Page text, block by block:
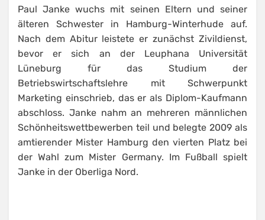
Paul Janke wuchs mit seinen Eltern und seiner
älteren Schwester in Hamburg-Winterhude auf.
Nach dem Abitur leistete er zunächst Zivildienst,
bevor er sich an der Leuphana Universität
Lüneburg für das Studium der
Betriebswirtschaftslehre mit Schwerpunkt
Marketing einschrieb, das er als Diplom-Kaufmann
abschloss. Janke nahm an mehreren männlichen
Schönheitswettbewerben teil und belegte 2009 als
amtierender Mister Hamburg den vierten Platz bei
der Wahl zum Mister Germany. Im Fußball spielt
Janke in der Oberliga Nord.